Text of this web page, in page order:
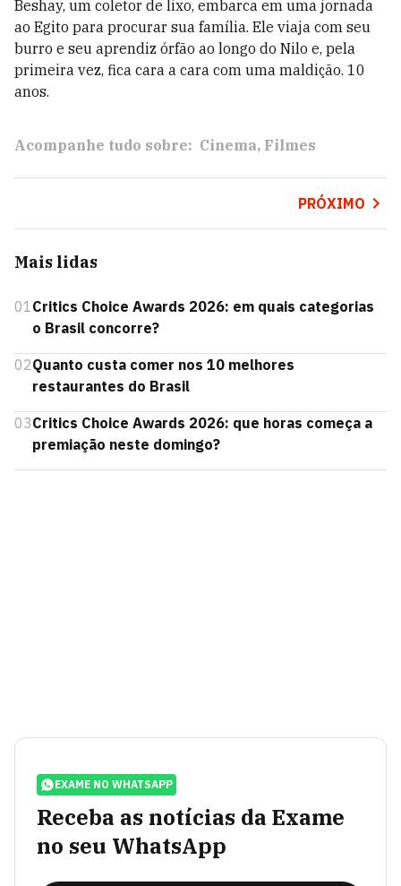
Beshay, um coletor de lixo, embarca em uma jornada
ao Egito para procurar sua família. Ele viaja com seu
burro e seu aprendiz órfão ao longo do Nilo e, pela
primeira vez, fica cara a cara com uma maldição. 10
anos.
Acompanhe tudo sobre: Cinema Filmes
PRÓXIMO
Mais lidas
01Critics Choice Awards 2026: em quais categorias
o Brasil concorre?
02Quanto custa comer nos 10 melhores
restaurantes do Brasil
03Critics Choice Awards 2026: que horas começa a
premiação neste domingo?
EXAME NO WHATSAPP
Receba as notícias da Exame
no seu WhatsApp